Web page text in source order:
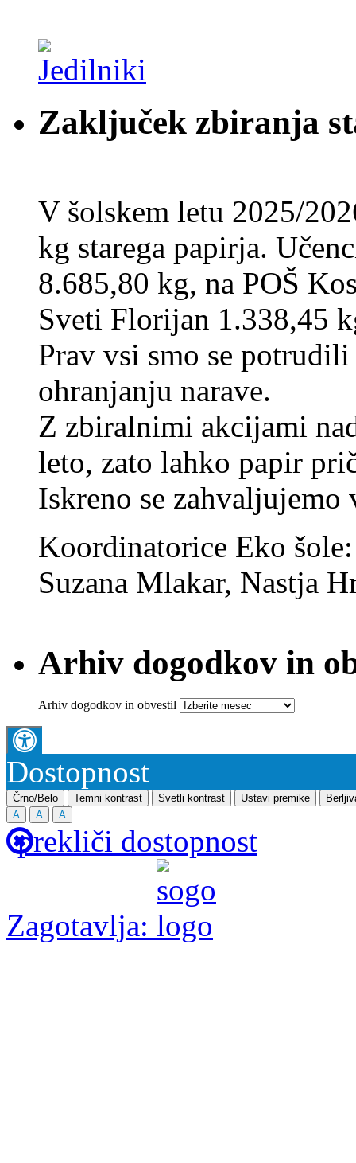
Zaključek zbiranja
V šolskem letu 2025/
kg starega papirja.
8.685,80 kg, na POŠ
Sveti Florijan 1.338,45
Prav vsi smo se
ohranjanju narave.
Z zbiralnimi akcijami
leto, zato lahko papir
Iskreno se zahvaljujemo
Koordinatorice Eko
Suzana Mlakar, Nastja
Arhiv dogodkov in
Arhiv dogodkov in obvestil
Dostopnost
Črno/Belo Temni kontrast Svetli kontrast Ustavi premike
A
A A
prekliči dostopnost
Zagotavlja: